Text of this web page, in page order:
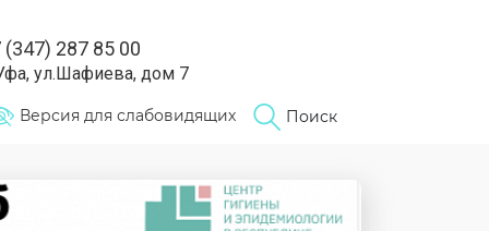
(347) 287 85 00
ул.Шафиева, дом 7
Поиск
Версия для слабовидящих